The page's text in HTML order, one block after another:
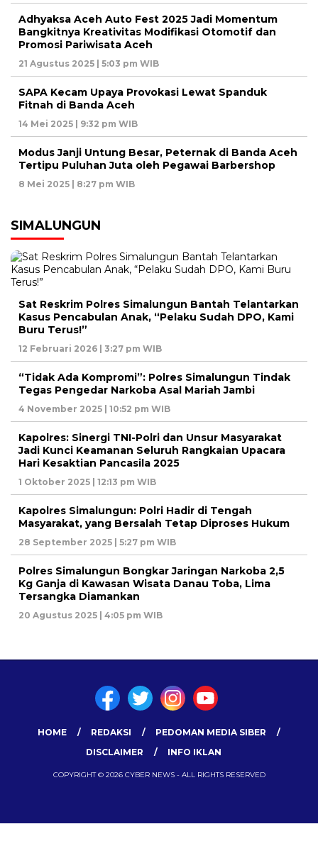
Adhyaksa Aceh Auto Fest 2025 Jadi Momentum
Bangkitnya Kreativitas Modifikasi Otomotif dan
Promosi Pariwisata Aceh
21 Agustus 2025 | 5:03 pm WIB
SAPA Kecam Upaya Provokasi Lewat Spanduk
Fitnah di Banda Aceh
14 Mei 2025 | 9:32 pm WIB
Modus Janji Untung Besar, Peternak di Banda Aceh
Tertipu Puluhan Juta oleh Pegawai Barbershop
8 Mei 2025 | 8:27 pm WIB
SIMALUNGUN
Sat Reskrim Polres Simalungun Bantah Telantarkan
Kasus Pencabulan Anak, “Pelaku Sudah DPO, Kami
Buru Terus!”
12 Februari 2026 | 3:27 pm WIB
“Tidak Ada Kompromi”: Polres Simalungun Tindak
Tegas Pengedar Narkoba Asal Mariah Jambi
4 November 2025 | 10:52 pm WIB
Kapolres: Sinergi TNI-Polri dan Unsur Masyarakat
Jadi Kunci Keamanan Seluruh Rangkaian Upacara
Hari Kesaktian Pancasila 2025
1 Oktober 2025 | 12:13 pm WIB
Kapolres Simalungun: Polri Hadir di Tengah
Masyarakat, yang Bersalah Tetap Diproses Hukum
28 September 2025 | 5:27 pm WIB
Polres Simalungun Bongkar Jaringan Narkoba 2,5
Kg Ganja di Kawasan Wisata Danau Toba, Lima
Tersangka Diamankan
20 Agustus 2025 | 4:05 pm WIB
HOME REDAKSI
PEDOMAN MEDIA SIBER
DISCLAIMER
INFO IKLAN
COPYRIGHT © 2026 CYBER NEWS - ALL RIGHTS RESERVED